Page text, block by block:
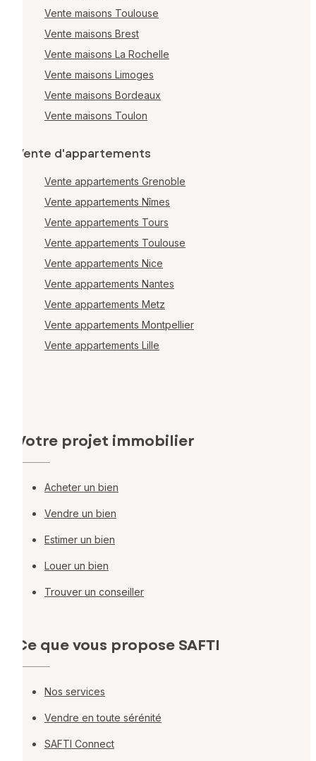
Vente maisons Toulouse
Vente maisons Brest
Vente maisons La Rochelle
Vente maisons Limoges
Vente maisons Bordeaux
Vente maisons Toulon
Vente d'appartements
Vente appartements Grenoble
Vente appartements Nîmes
Vente appartements Tours
Vente appartements Toulouse
Vente appartements Nice
Vente appartements Nantes
Vente appartements Metz
Vente appartements Montpellier
Vente appartements Lille
Votre projet immobilier
Acheter un bien
Vendre un bien
Estimer un bien
Louer un bien
Trouver un conseiller
Ce que vous propose SAFTI
Nos services
Vendre en toute sérénité
SAFTI Connect